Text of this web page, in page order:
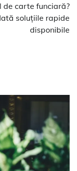
de carte funciară?
Iată soluțiile rapide
disponibile